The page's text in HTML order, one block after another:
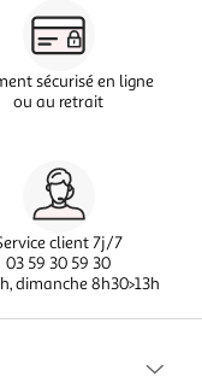
sécurisé en ligne
ou au retrait
client 7j/7
03 59 30 59 30
dimanche 8h30>13h